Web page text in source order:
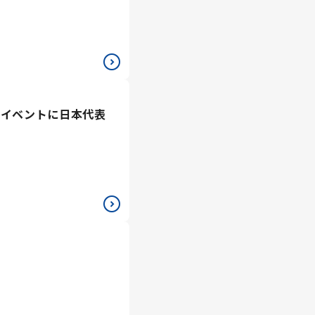
ベントに日本代表